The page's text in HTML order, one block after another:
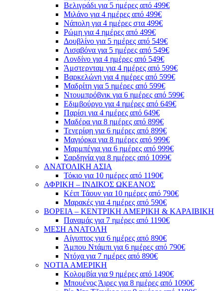
Βελιγράδι για 5 ημέρες από 499€
Μιλάνο για 4 ημέρες από 499€
Νάπολη για 4 ημέρες στα 499€
Ρώμη για 4 ημέρες από 499€
Δουβλίνο για 5 ημέρες από 549€
Λισαβόνα για 5 ημέρες από 549€
Λονδίνο για 4 ημέρες από 549€
Άμστερνταμ για 4 ημέρες από 599€
Βαρκελώνη για 4 ημέρες από 599€
Μαδρίτη για 5 ημέρες από 599€
Ντουμπρόβνικ για 6 ημέρες από 599€
Εδιμβούργο για 4 ημέρες από 649€
Παρίσι για 4 ημέρες από 649€
Μαδέρα για 8 ημέρες από 899€
Τενερίφη για 6 ημέρες από 899€
Μαγιόρκα για 8 ημέρες από 999€
Μαρμπέγια για 6 ημέρες από 999€
Σαρδηνία για 8 ημέρες από 1099€
ΑΝΑΤΟΛΙΚΗ ΑΣΙΑ
Τόκιο για 10 ημέρες από 1190€
ΑΦΡΙΚΗ – ΙΝΔΙΚΟΣ ΩΚΕΑΝΟΣ
Κέιπ Τάουν για 10 ημέρες από 790€
Μαρακές για 4 ημέρες από 590€
ΒΟΡΕΙΑ – ΚΕΝΤΡΙΚΗ ΑΜΕΡΙΚΗ & ΚΑΡΑΙΒΙΚΗ
Παναμάς για 7 ημέρες από 1190€
ΜΕΣΗ ΑΝΑΤΟΛΗ
Αίγυπτος για 6 ημέρες από 890€
Άμπου Ντάμπι για 6 ημέρες από 790€
Ντόχα για 7 ημέρες από 890€
ΝΟΤΙΑ ΑΜΕΡΙΚΗ
Κολομβία για 9 ημέρες από 1490€
Μπουένος Άιρες για 8 ημέρες από 1090€